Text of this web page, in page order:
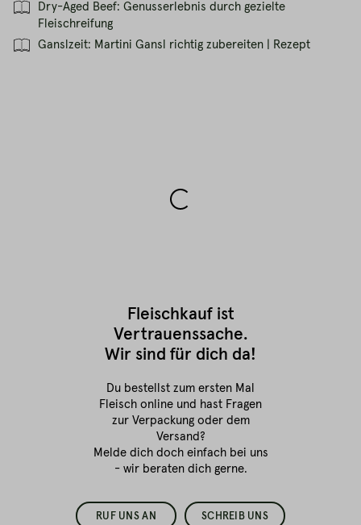
Dry-Aged Beef: Genusserlebnis durch gezielte
Fleischreifung
Ganslzeit: Martini Gansl richtig zubereiten | Rezept
Fleischkauf ist
Vertrauenssache.
Wir sind für dich da!
Du bestellst zum ersten Mal
Fleisch online und hast Fragen
zur Verpackung oder dem
Versand?
Melde dich doch einfach bei uns
- wir beraten dich gerne.
RUF UNS AN SCHREIB UNS